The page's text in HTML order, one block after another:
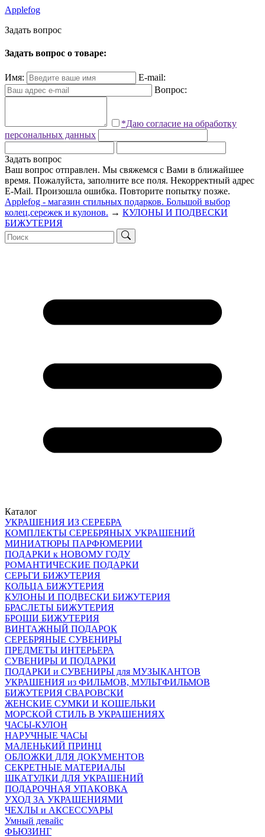
Applefog
Задать вопрос
Задать вопрос о товаре:
Имя:
E-mail:
Вопрос:
*Даю согласие на обработку
персональных данных
Задать вопрос
Ваш вопрос отправлен. Мы свяжемся с Вами в ближайшее
время. Пожалуйста, заполните все поля. Некорректный адрес
E-Mail. Произошла ошибка. Повторите попытку позже.
Applefog - магазин стильных подарков. Большой выбор
колец,сережек и кулонов. → КУЛОНЫ И ПОДВЕСКИ
БИЖУТЕРИЯ
Каталог
УКРАШЕНИЯ ИЗ СЕРЕБРА
КОМПЛЕКТЫ СЕРЕБРЯНЫХ УКРАШЕНИЙ
МИНИАТЮРЫ ПАРФЮМЕРИИ
ПОДАРКИ к НОВОМУ ГОДУ
РОМАНТИЧЕСКИЕ ПОДАРКИ
СЕРЬГИ БИЖУТЕРИЯ
КОЛЬЦА БИЖУТЕРИЯ
КУЛОНЫ И ПОДВЕСКИ БИЖУТЕРИЯ
БРАСЛЕТЫ БИЖУТЕРИЯ
БРОШИ БИЖУТЕРИЯ
ВИНТАЖНЫЙ ПОДАРОК
СЕРЕБРЯНЫЕ СУВЕНИРЫ
ПРЕДМЕТЫ ИНТЕРЬЕРА
СУВЕНИРЫ И ПОДАРКИ
ПОДАРКИ и СУВЕНИРЫ для МУЗЫКАНТОВ
УКРАШЕНИЯ из ФИЛЬМОВ, МУЛЬТФИЛЬМОВ
БИЖУТЕРИЯ СВАРОВСКИ
ЖЕНСКИЕ СУМКИ И КОШЕЛЬКИ
МОРСКОЙ СТИЛЬ В УКРАШЕНИЯХ
ЧАСЫ-КУЛОН
НАРУЧНЫЕ ЧАСЫ
МАЛЕНЬКИЙ ПРИНЦ
ОБЛОЖКИ ДЛЯ ДОКУМЕНТОВ
СЕКРЕТНЫЕ МАТЕРИАЛЫ
ШКАТУЛКИ ДЛЯ УКРАШЕНИЙ
ПОДАРОЧНАЯ УПАКОВКА
УХОД ЗА УКРАШЕНИЯМИ
ЧEХЛЫ и АКСЕССУАРЫ
Умный девайс
ФЬЮЗИНГ